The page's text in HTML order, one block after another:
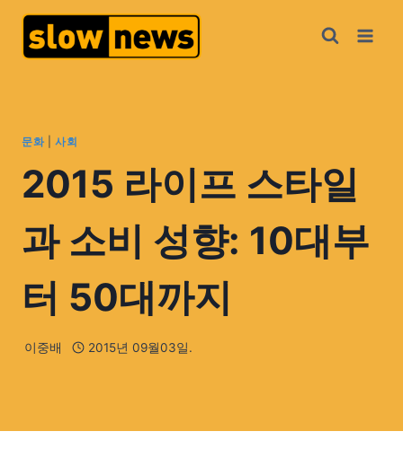
문화| 사회
2015 라이프 스타일
과 소비 성향: 10대부
터 50대까지
이중배 2015년 09월03일.